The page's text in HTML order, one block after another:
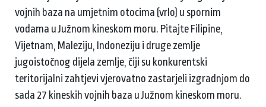
vojnih baza na umjetnim otocima (vrlo) u spornim
vodama u Južnom kineskom moru. Pitajte Filipine,
Vijetnam, Maleziju, Indoneziju i druge zemlje
jugoistočnog dijela zemlje, čiji su konkurentski
teritorijalni zahtjevi vjerovatno zastarjeli izgradnjom do
sada 27 kineskih vojnih baza u Južnom kineskom moru.